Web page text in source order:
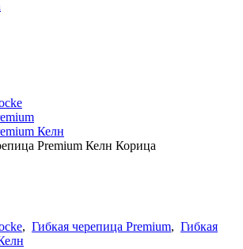
Келн
Premium Келн Корица
, Гибкая черепица Premium, Гибкая